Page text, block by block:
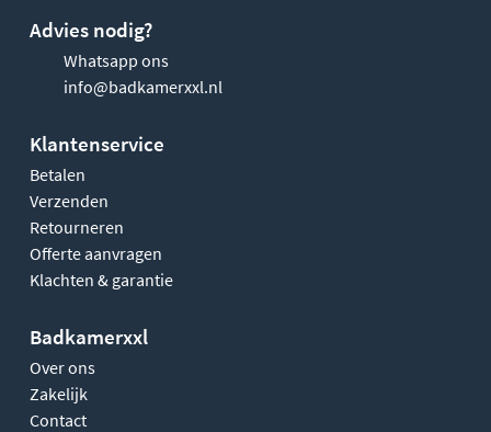
Advies nodig?
Whatsapp ons
info@badkamerxxl.nl
Klantenservice
Betalen
Verzenden
Retourneren
Offerte aanvragen
Klachten & garantie
Badkamerxxl
Over ons
Zakelijk
Contact